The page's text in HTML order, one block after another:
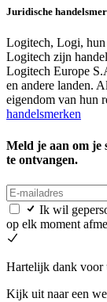
Juridische
Logitech, Logi, hun
Logitech zijn
Logitech Europe
en andere landen.
eigendom van hun
handelsmerken
Meld je aan om je
te ontvangen.
Ik wil
op elk moment
Hartelijk dank voor
Kijk uit naar een